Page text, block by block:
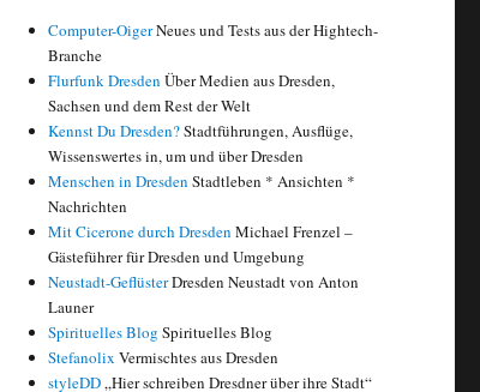
Computer-OigerNeues und Tests aus der Hightech-
Branche
Flurfunk Dresden Über Medien aus Dresden,
Sachsen und dem Rest der Welt
Kennst Du Dresden?Stadtführungen, Ausflüge,
Wissenswertes in, um und über Dresden
Menschen in Dresden Stadtleben * Ansichten *
Nachrichten
Mit Cicerone durch Dresden Michael Frenzel –
Gästeführer für Dresden und Umgebung
Neustadt-GeflüsterDresden Neustadt von Anton
Launer
Spirituelles Blog Spirituelles Blog
Stefanolix Vermischtes aus Dresden
styleDD„Hier schreiben Dresdner über ihre Stadt“